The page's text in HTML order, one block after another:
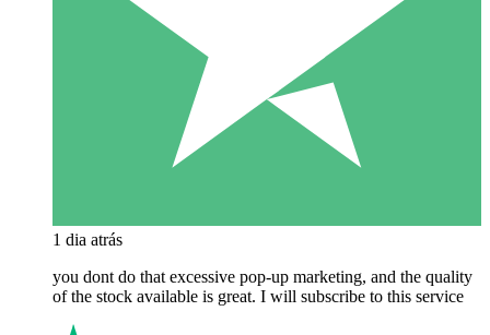
1 dia atrás
you dont do that excessive pop-up marketing, and the quality
of the stock available is great. I will subscribe to this service